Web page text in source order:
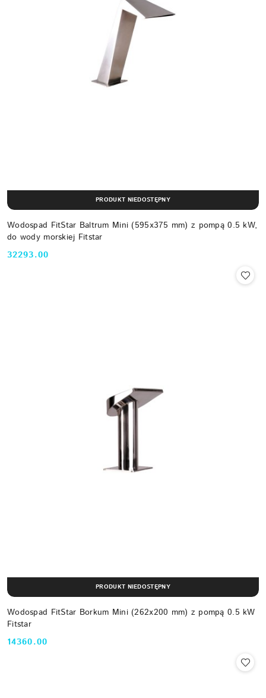
Wodospad FitStar Baltrum Mini (595x375 mm) z pompą 0.5 kW,
do wody morskiej Fitstar
Cena:
32293.00
PRODUKT NIEDOSTĘPNY
Wodospad FitStar Borkum Mini (262x200 mm) z pompą 0.5 kW
Fitstar
Cena:
14360.00
PRODUKT NIEDOSTĘPNY